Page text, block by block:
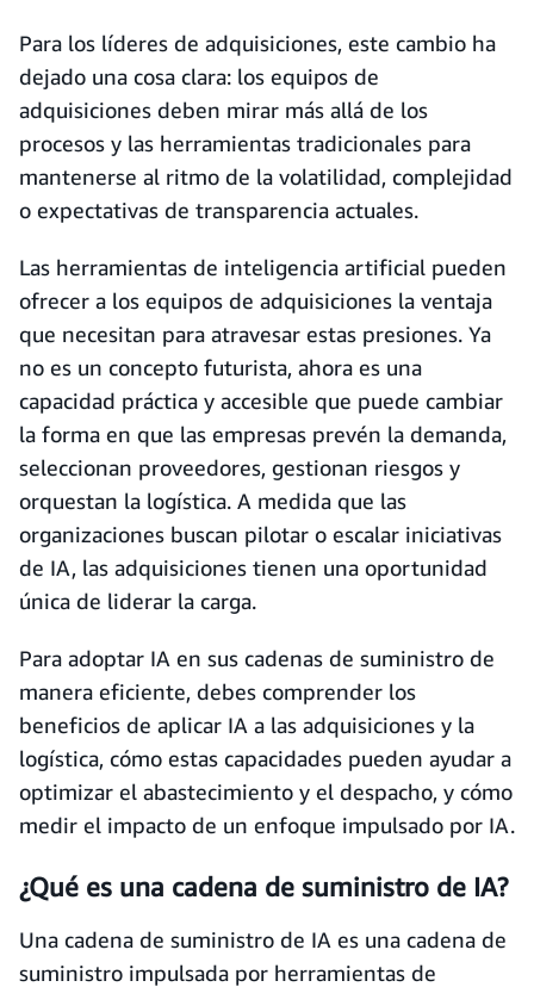
Para los líderes de adquisiciones, este cambio ha
dejado una cosa clara: los equipos de
adquisiciones deben mirar más allá de los
procesos y las herramientas tradicionales para
mantenerse al ritmo de la volatilidad, complejidad
o expectativas de transparencia actuales.
Las herramientas de inteligencia artificial pueden
ofrecer a los equipos de adquisiciones la ventaja
que necesitan para atravesar estas presiones. Ya
no es un concepto futurista, ahora es una
capacidad práctica y accesible que puede cambiar
la forma en que las empresas prevén la demanda,
seleccionan proveedores, gestionan riesgos y
orquestan la logística. A medida que las
organizaciones buscan pilotar o escalar iniciativas
de IA, las adquisiciones tienen una oportunidad
única de liderar la carga.
Para adoptar IA en sus cadenas de suministro de
manera eficiente, debes comprender los
beneficios de aplicar IA a las adquisiciones y la
logística, cómo estas capacidades pueden ayudar a
optimizar el abastecimiento y el despacho, y cómo
medir el impacto de un enfoque impulsado por IA.
¿Qué es una cadena de suministro de IA?
Una cadena de suministro de IA es una cadena de
suministro impulsada por herramientas de